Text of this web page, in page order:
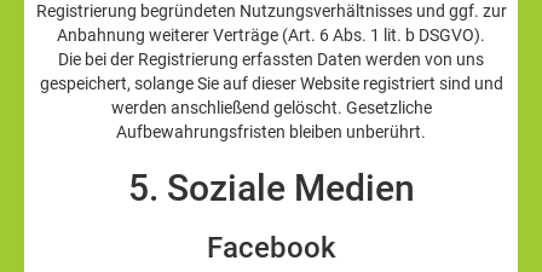
Registrierung begründeten Nutzungsverhältnisses und ggf. zur
Anbahnung weiterer Verträge (Art. 6 Abs. 1 lit. b DSGVO).
Die bei der Registrierung erfassten Daten werden von uns
gespeichert, solange Sie auf dieser Website registriert sind und
werden anschließend gelöscht. Gesetzliche
Aufbewahrungsfristen bleiben unberührt.
5. Soziale Medien
Facebook